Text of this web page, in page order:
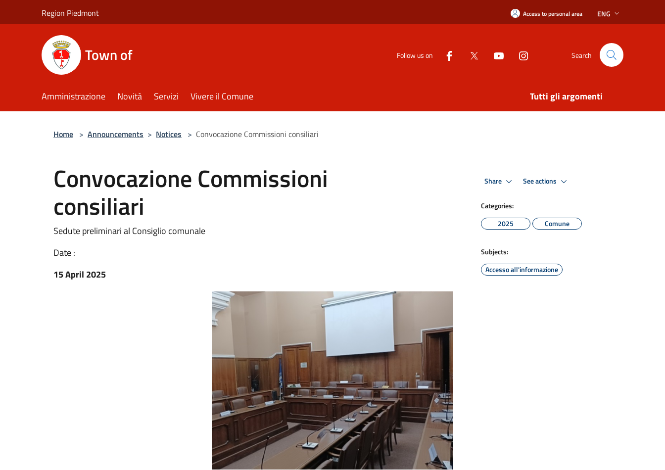
Region Piedmont Access to personal area ENG
Town of Follow us on Search
Amministrazione Novità Servizi Vivere il Comune Tutti gli argomenti
Home > Announcements > Notices > Convocazione Commissioni consiliari
Convocazione Commissioni
consiliari
Sedute preliminari al Consiglio comunale
Date :
15 April 2025
Share See actions
Categories:
2025
Comune
Subjects:
Accesso all'informazione